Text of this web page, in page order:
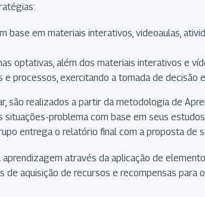
base em materiais interativos, videoaulas,
optativas, além dos materiais interativos e
processos, exercitando a tomada de decisão
realizados a partir da metodologia de
problema com base em seus
entrega o relatório final com a proposta de
através da aplicação de
de aquisição de recursos e recompensas